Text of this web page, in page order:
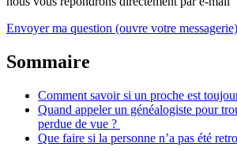
Envoyer ma question (ouvre votre messagerie)
Sommaire
Comment savoir si un proche est
Quand appeler un généalogiste pour
perdue de vue ?
Que faire si la personne n’a pas été